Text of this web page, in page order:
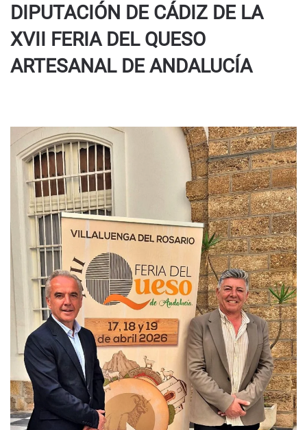
DIPUTACIÓN DE CÁDIZ DE LA
XVII FERIA DEL QUESO
ARTESANAL DE ANDALUCÍA